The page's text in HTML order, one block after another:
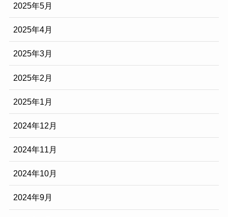
2025年5月
2025年4月
2025年3月
2025年2月
2025年1月
2024年12月
2024年11月
2024年10月
2024年9月